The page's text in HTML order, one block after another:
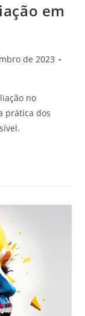
em
de 2023
no
prática dos